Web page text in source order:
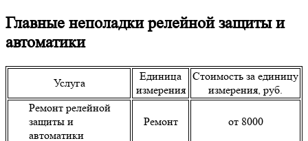
Главные неполадки релейной защиты и
автоматики
Услуга
Единица
измерения
Стоимость за единицу
измерения, руб.
Ремонт релейной
защиты и
автоматики
Ремонт от 8000